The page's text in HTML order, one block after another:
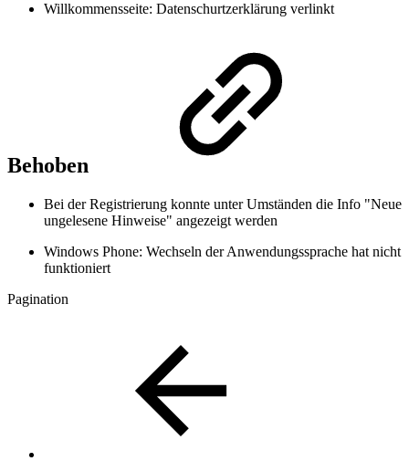
Willkommensseite: Datenschurtzerklärung verlinkt
Behoben
Bei der Registrierung konnte unter Umständen die Info "Neue
ungelesene Hinweise" angezeigt werden
Windows Phone: Wechseln der Anwendungssprache hat nicht
funktioniert
Pagination